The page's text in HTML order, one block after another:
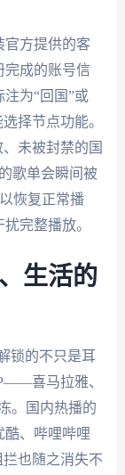
官方提供的客
完成的账号信
为“回国”或
择节点功能。
未被封禁的国
歌单会瞬间被
恢复正常播
完整播放。
生活的
锁的不只是耳
喜马拉雅、
。国内热播的
酷、哔哩哔哩
拦也随之消失不